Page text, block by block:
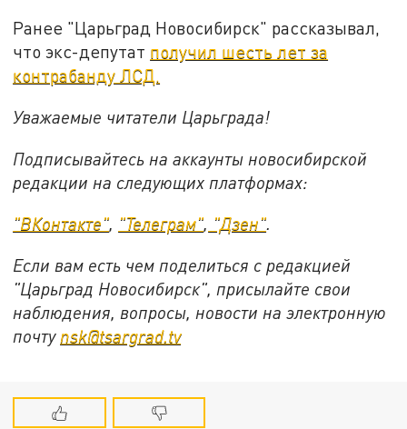
Ранее "Царьград Новосибирск" рассказывал,
что экс-депутат получил шесть лет за
контрабанду ЛСД.
Уважаемые читатели Царьграда!
Подписывайтесь на аккаунты новосибирской
редакции на следующих платформах:
"ВКонтакте", "Телеграм", "Дзен".
Если вам есть чем поделиться с редакцией
"Царьград Новосибирск", присылайте свои
наблюдения, вопросы, новости на электронную
почту nsk@tsargrad.tv